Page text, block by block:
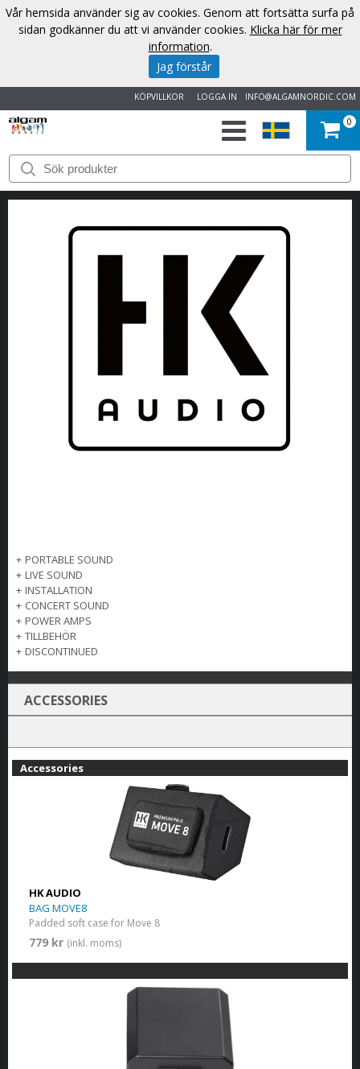
INFO@ALGAMNORDIC.COM
LOGGA IN
KÖPVILLKOR
START
VARUMÄRKEN
NYHETER
0
+ PORTABLE SOUND
+ LIVE SOUND
+ INSTALLATION
+ CONCERT SOUND
+ POWER AMPS
+ TILLBEHÖR
+ DISCONTINUED
ACCESSORIES
Accessories
HK AUDIO
BAG MOVE8
Padded soft case for Move 8
779 kr (inkl. moms)
Vår hemsida använder sig av cookies. Genom att fortsätta surfa på
sidan godkänner du att vi använder cookies. Klicka här för mer
information.
Jag förstår